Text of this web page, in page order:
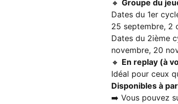
🔸 Groupe du
Dates du 1er
25 septembre, 2
Dates du 2ième
novembre, 20
🔸 En replay (à
Idéal pour ceux
Disponibles à
➡️ Vous pouvez